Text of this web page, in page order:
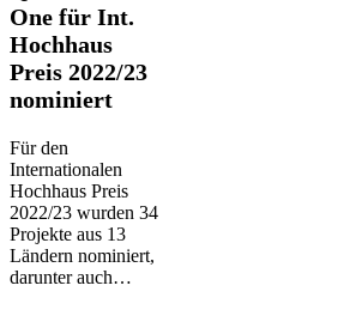
One
für
Int.
Hochhaus
Preis
nominiert
One für Int.
Hochhaus
Preis 2022/23
nominiert
Für den
Internationalen
Hochhaus Preis
2022/23 wurden 34
Projekte aus 13
Ländern nominiert,
darunter auch…